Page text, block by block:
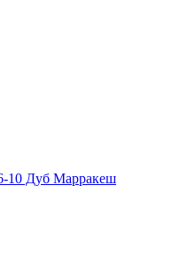
10 Дуб Марракеш